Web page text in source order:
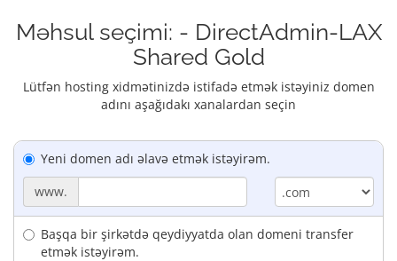
Məhsul seçimi: - DirectAdmin-LAX
Shared Gold
Lütfən hosting xidmətinizdə istifadə etmək istəyiniz domen
adını aşağıdakı xanalardan seçin
Yeni domen adı əlavə etmək istəyirəm.
www.
Başqa bir şirkətdə qeydiyyatda olan domeni transfer
etmək istəyirəm.